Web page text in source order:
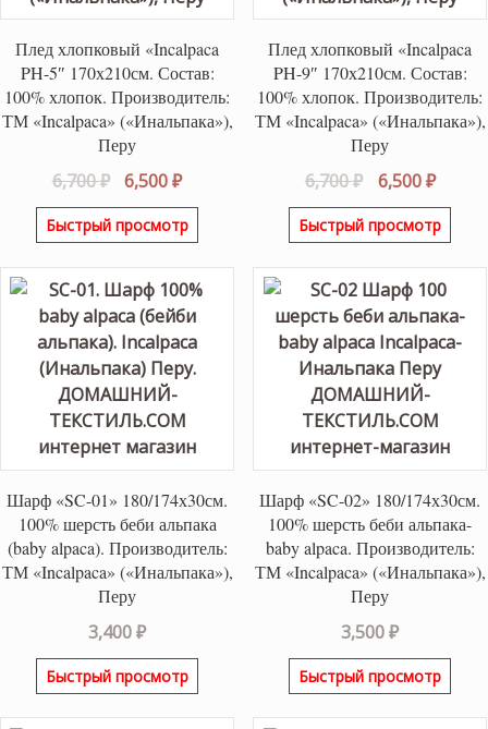
Плед хлопковый «Incalpaca
PH-5″ 170х210см. Состав:
100% хлопок. Производитель:
ТМ «Incalpaca» («Инальпака»),
Перу
6,700₽
Первоначальная
цена
составляла
6,500₽Текущая
цена:
6,500 ₽.
Быстрый просмотр
Плед хлопковый «Incalpaca
PH-9″ 170х210см. Состав:
100% хлопок. Производитель:
ТМ «Incalpaca» («Инальпака»),
Перу
6,700₽
цена
составляла
6,500₽
цена:
6,500
Быстрый просмотр
Шарф «SC-01» 180/174х30см.
100% шерсть беби альпака
(baby alpaca). Производитель:
ТМ «Incalpaca» («Инальпака»),
Перу
3,400₽
Быстрый просмотр
Шарф «SC-02» 180/174х30см.
100% шерсть беби альпака-
baby alpaca. Производитель:
ТМ «Incalpaca» («Инальпака»),
Перу
3,500₽
Быстрый просмотр